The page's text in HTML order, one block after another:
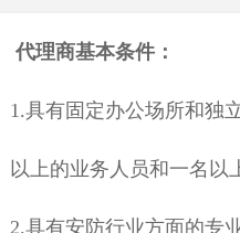
代理商基本条件：
1.具有固定办公场所和独
以上的业务人员和一名以
2.具有安防行业方面的专